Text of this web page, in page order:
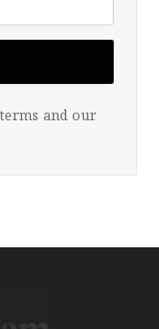
and our